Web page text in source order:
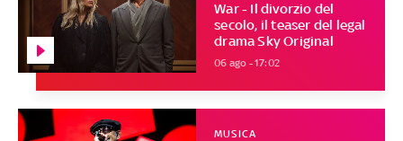
War - Il divorzio del
secolo, il teaser del legal
drama Sky Original
06 ago - 17:02
MUSICA